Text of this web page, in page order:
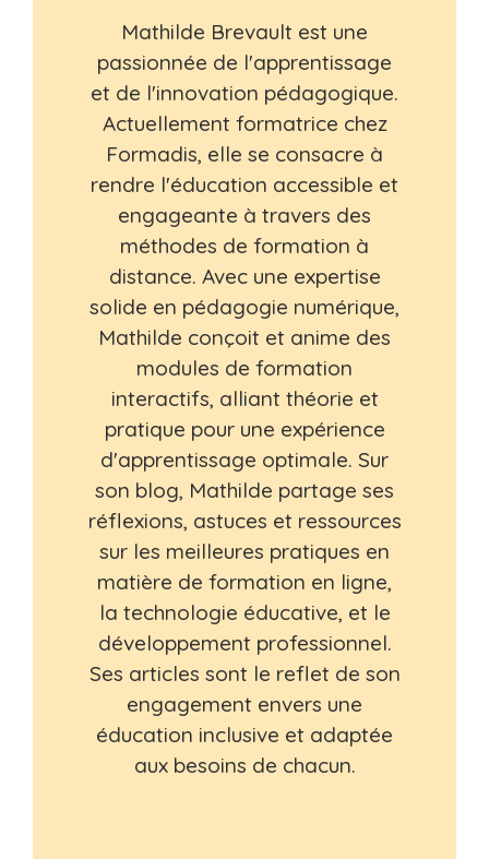
Mathilde Brevault est une
passionnée de l'apprentissage
et de l'innovation pédagogique.
Actuellement formatrice chez
Formadis, elle se consacre à
rendre l'éducation accessible et
engageante à travers des
méthodes de formation à
distance. Avec une expertise
solide en pédagogie numérique,
Mathilde conçoit et anime des
modules de formation
interactifs, alliant théorie et
pratique pour une expérience
d'apprentissage optimale. Sur
son blog, Mathilde partage ses
réflexions, astuces et ressources
sur les meilleures pratiques en
matière de formation en ligne,
la technologie éducative, et le
développement professionnel.
Ses articles sont le reflet de son
engagement envers une
éducation inclusive et adaptée
aux besoins de chacun.